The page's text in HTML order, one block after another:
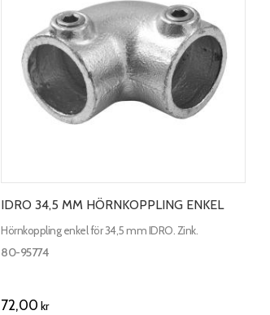
IDRO 34,5 MM HÖRNKOPPLING ENKEL
Hörnkoppling enkel för 34,5 mm IDRO. Zink.
80-95774
72,00 kr